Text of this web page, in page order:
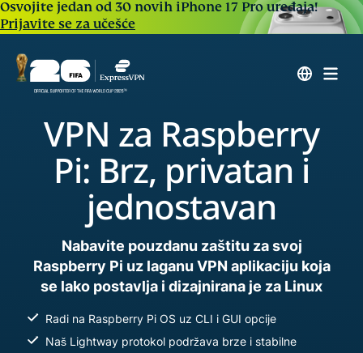
Osvojite jedan od 30 novih iPhone 17 Pro uređaja!
Prijavite se za učešće
VPN za Raspberry
Pi: Brz, privatan i
jednostavan
Nabavite pouzdanu zaštitu za svoj
Raspberry Pi uz laganu VPN aplikaciju koja
se lako postavlja i dizajnirana je za Linux
Radi na Raspberry Pi OS uz CLI i GUI opcije
Naš Lightway protokol podržava brze i stabilne